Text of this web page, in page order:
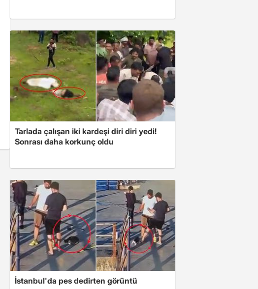
Tarlada çalışan iki kardeşi diri diri yedi!
Sonrası daha korkunç oldu
İstanbul'da pes dedirten görüntü